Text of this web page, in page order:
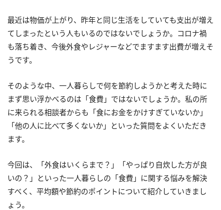
最近は物価が上がり、昨年と同じ生活をしていても支出が増え
てしまったという人もいるのではないでしょうか。コロナ禍
も落ち着き、今後外食やレジャーなどでますます出費が増えそ
うです。
そのような中、一人暮らしで何を節約しようかと考えた時に
まず思い浮かべるのは「食費」ではないでしょうか。私の所
に来られる相談者からも「食にお金をかけすぎていないか」
「他の人に比べて多くないか」といった質問をよくいただき
ます。
今回は、「外食はいくらまで？」「やっぱり自炊した方が良
いの？」といった一人暮らしの「食費」に関する悩みを解決
すべく、平均額や節約のポイントについて紹介していきまし
ょう。